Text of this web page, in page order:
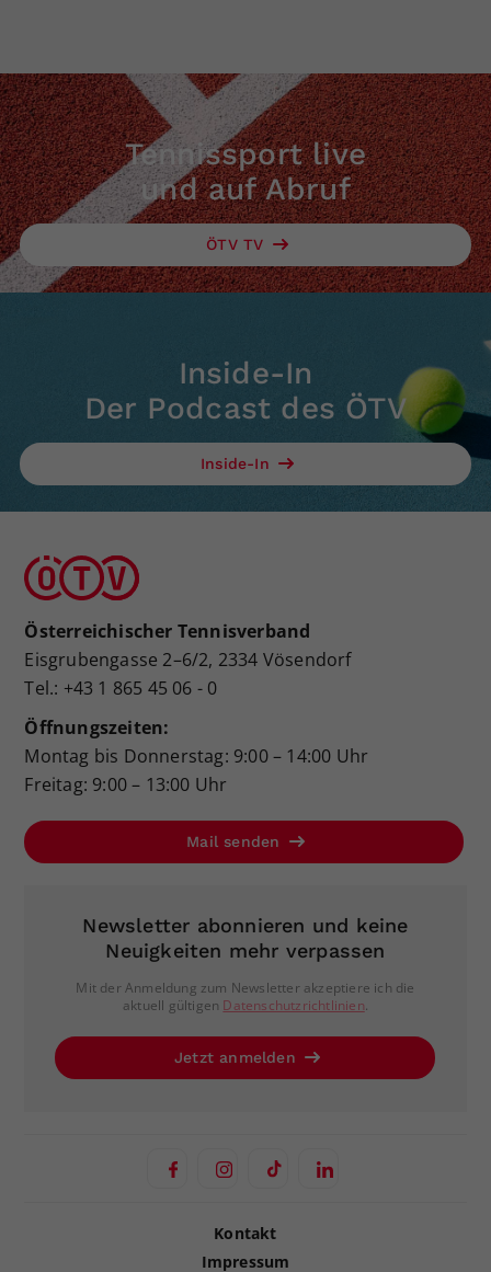
Tennissport live
und auf Abruf
ÖTV TV
Inside-In
Der Podcast des ÖTV
Inside-In
Österreichischer Tennisverband
Eisgrubengasse 2–6/2, 2334 Vösendorf
Tel.: +43 1 865 45 06 - 0
Öffnungszeiten:
Montag bis Donnerstag: 9:00 – 14:00 Uhr
Freitag: 9:00 – 13:00 Uhr
Mail senden
Newsletter abonnieren und keine
Neuigkeiten mehr verpassen
Mit der Anmeldung zum Newsletter akzeptiere ich die
aktuell gültigen Datenschutzrichtlinien.
Jetzt anmelden
Kontakt
Impressum